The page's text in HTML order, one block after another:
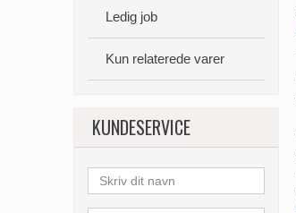
Ledig job
Kun relaterede varer
KUNDESERVICE